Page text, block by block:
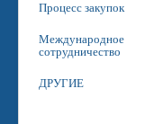
Процесс закупок
Международное
сотрудничество
ДРУГИЕ